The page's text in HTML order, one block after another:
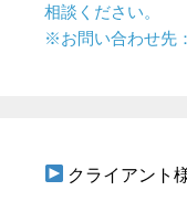
相談ください。
※お問い合わせ先：
クライアント